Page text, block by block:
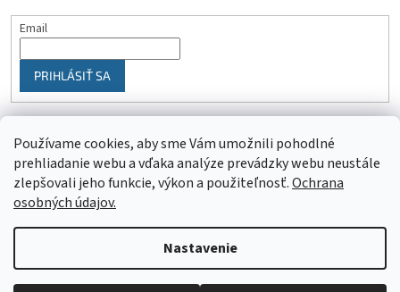
Používame cookies, aby sme Vám umožnili pohodlné
prehliadanie webu a vďaka analýze prevádzky webu neustále
zlepšovali jeho funkcie, výkon a použiteľnosť.Ochrana
osobných údajov.
Nastavenie
Objednaný tovar si môžete prevziať osobne v predajni SELEKTRA,
Email
PRIHLÁSIŤ SA
Vytvoril Shoptet
Copyright 2026SELEKTRA. Všetky práva vyhradené.Upraviť